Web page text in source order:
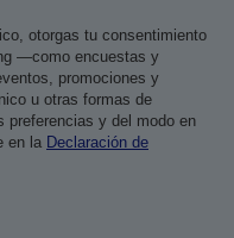
otorgas tu consentimiento
—como encuestas y
promociones y
u otras formas de
preferencias y del modo en
en la Declaración de